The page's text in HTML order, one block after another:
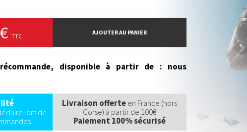
TTC
AJOUTER AU PANIER
disponible à partir de : nous
lors de
Livraison offerteen France (hors
Corse) à partir de 100€
Paiement 100% sécurisé